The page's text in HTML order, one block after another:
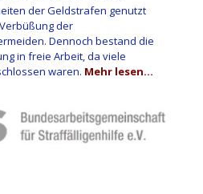
der Geldstrafen genutzt
der
Dennoch bestand die
in freie Arbeit, da viele
waren. Mehr lesen…